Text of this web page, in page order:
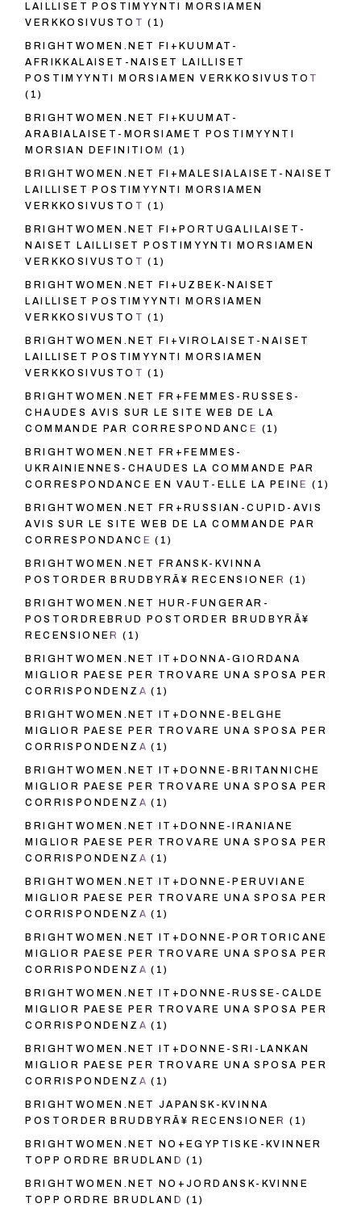
LAILLISET POSTIMYYNTI MORSIAMEN
VERKKOSIVUSTOT (1)
BRIGHTWOMEN.NET FI+KUUMAT-
AFRIKKALAISET-NAISET LAILLISET
POSTIMYYNTI MORSIAMEN VERKKOSIVUSTOT
(1)
BRIGHTWOMEN.NET FI+KUUMAT-
ARABIALAISET-MORSIAMET POSTIMYYNTI
MORSIAN DEFINITIOM
(1)
BRIGHTWOMEN.NET FI+MALESIALAISET-NAISET
LAILLISET POSTIMYYNTI MORSIAMEN
VERKKOSIVUSTOT (1)
BRIGHTWOMEN.NET FI+PORTUGALILAISET-
NAISET LAILLISET POSTIMYYNTI MORSIAMEN
VERKKOSIVUSTOT (1)
BRIGHTWOMEN.NET FI+UZBEK-NAISET
LAILLISET POSTIMYYNTI MORSIAMEN
VERKKOSIVUSTOT (1)
BRIGHTWOMEN.NET FI+VIROLAISET-NAISET
LAILLISET POSTIMYYNTI MORSIAMEN
VERKKOSIVUSTOT (1)
BRIGHTWOMEN.NET FR+FEMMES-RUSSES-
CHAUDES AVIS SUR LE SITE WEB DE LA
COMMANDE PAR CORRESPONDANCE (1)
BRIGHTWOMEN.NET FR+FEMMES-
UKRAINIENNES-CHAUDES LA COMMANDE PAR
CORRESPONDANCE EN VAUT-ELLE LA PEINE (1)
BRIGHTWOMEN.NET FR+RUSSIAN-CUPID-AVIS
AVIS SUR LE SITE WEB DE LA COMMANDE PAR
CORRESPONDANCE (1)
BRIGHTWOMEN.NET FRANSK-KVINNA
POSTORDER BRUDBYRÃ¥ RECENSIONER (1)
BRIGHTWOMEN.NET HUR-FUNGERAR-
POSTORDREBRUD POSTORDER BRUDBYRÃ¥
RECENSIONER (1)
BRIGHTWOMEN.NET IT+DONNA-GIORDANA
MIGLIOR PAESE PER TROVARE UNA SPOSA PER
CORRISPONDENZA (1)
BRIGHTWOMEN.NET IT+DONNE-BELGHE
MIGLIOR PAESE PER TROVARE UNA SPOSA PER
CORRISPONDENZA (1)
BRIGHTWOMEN.NET IT+DONNE-BRITANNICHE
MIGLIOR PAESE PER TROVARE UNA SPOSA PER
CORRISPONDENZA (1)
BRIGHTWOMEN.NET IT+DONNE-IRANIANE
MIGLIOR PAESE PER TROVARE UNA SPOSA PER
CORRISPONDENZA (1)
BRIGHTWOMEN.NET IT+DONNE-PERUVIANE
MIGLIOR PAESE PER TROVARE UNA SPOSA PER
CORRISPONDENZA (1)
BRIGHTWOMEN.NET IT+DONNE-PORTORICANE
MIGLIOR PAESE PER TROVARE UNA SPOSA PER
CORRISPONDENZA (1)
BRIGHTWOMEN.NET IT+DONNE-RUSSE-CALDE
MIGLIOR PAESE PER TROVARE UNA SPOSA PER
CORRISPONDENZA (1)
BRIGHTWOMEN.NET IT+DONNE-SRI-LANKAN
MIGLIOR PAESE PER TROVARE UNA SPOSA PER
CORRISPONDENZA (1)
BRIGHTWOMEN.NET JAPANSK-KVINNA
POSTORDER BRUDBYRÃ¥ RECENSIONER (1)
BRIGHTWOMEN.NET NO+EGYPTISKE-KVINNER
TOPP ORDRE BRUDLAND (1)
BRIGHTWOMEN.NET NO+JORDANSK-KVINNE
TOPP ORDRE BRUDLAND (1)